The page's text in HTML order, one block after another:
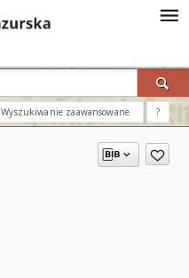
Wyszukiwanie zaawansowane ?